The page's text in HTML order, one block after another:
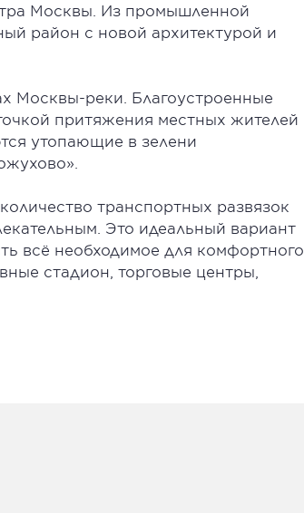
Москвы. Из промышленной
район с новой архитектурой и
Москвы-реки. Благоустроенные
притяжения местных жителей
утопающие в зелени
транспортных развязок
Это идеальный вариант
всё необходимое для комфортного
стадион, торговые центры,